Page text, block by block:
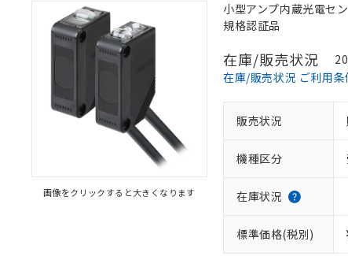
画像をクリックすると大きくなります
小型アンプ内蔵光電セ
規格認証品
在庫/販売状況
在庫/販売状況 ご利用条
販売状況
機種区分
在庫状況
標準価格(税別)